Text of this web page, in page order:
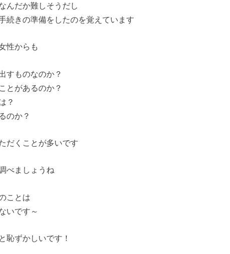
んだか難しそうだし
続きの準備をしたのを覚えています
性からも
すものなのか？
とがあるのか？
？
のか？
だくことが多いです
べましょうね
ことは
いです～
恥ずかしいです！